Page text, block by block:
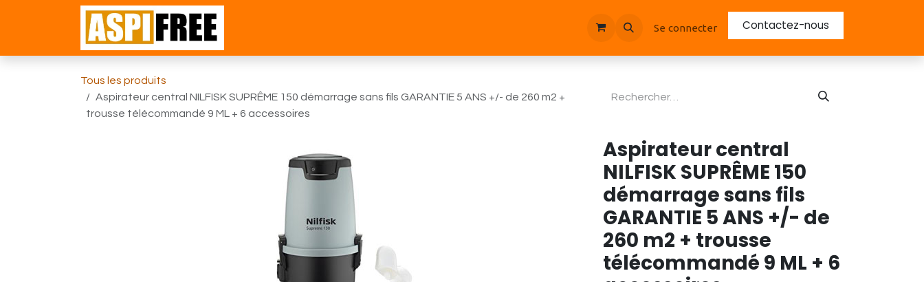
Se rendre au contenu
Se connecter Contactez-nous
Tous les produits
Aspirateur central NILFISK SUPRÊME 150 démarrage sans fils GARANTIE 5 ANS +/- de 260 m2 +
trousse télécommandé 9 ML + 6 accessoires
Aspirateur central
NILFISK SUPRÊME 150
démarrage sans fils
GARANTIE 5 ANS +/- de
260 m2 + trousse
télécommandé 9 ML + 6